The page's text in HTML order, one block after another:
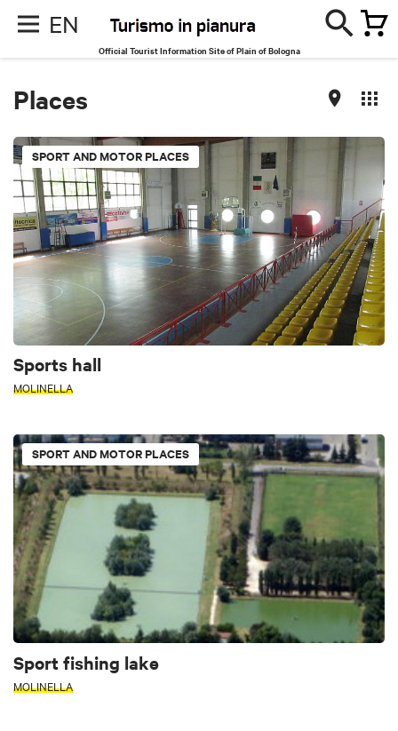
EN
Official Tourist Information Site of Plain of Bologna
Places
SPORT AND MOTOR PLACES
Sports hall
MOLINELLA
SPORT AND MOTOR PLACES
Sport fishing lake
MOLINELLA